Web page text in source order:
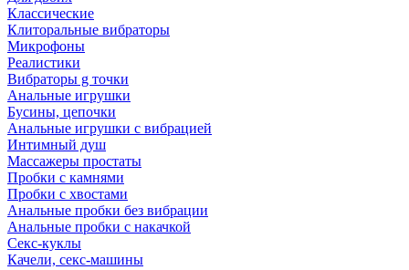
Классические
Клиторальные вибраторы
Микрофоны
Реалистики
Вибраторы g точки
Анальные игрушки
Бусины, цепочки
Анальные игрушки с вибрацией
Интимный душ
Массажеры простаты
Пробки с камнями
Пробки с хвостами
Анальные пробки без вибрации
Анальные пробки с накачкой
Секс-куклы
Качели, секс-машины